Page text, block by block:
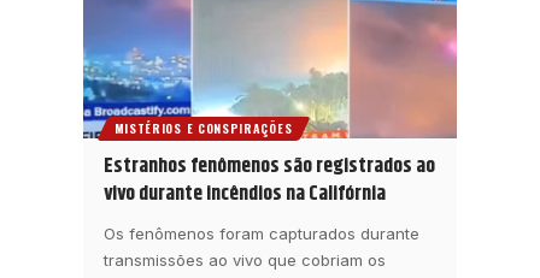
MISTÉRIOS E CONSPIRAÇÕES
Estranhos fenômenos são registrados ao
vivo durante incêndios na Califórnia
Os fenômenos foram capturados durante
transmissões ao vivo que cobriam os